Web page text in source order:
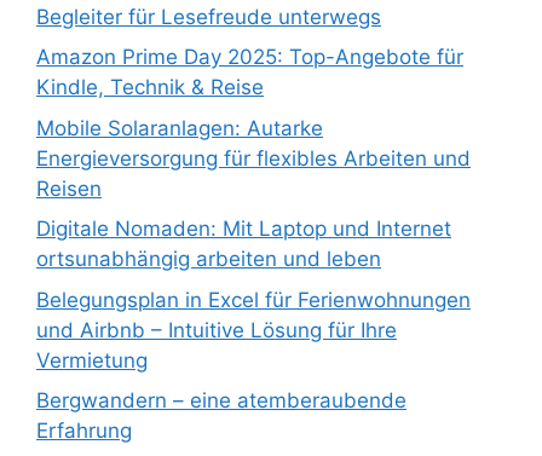
Begleiter für Lesefreude unterwegs
Amazon Prime Day 2025: Top-Angebote für
Kindle, Technik & Reise
Mobile Solaranlagen: Autarke
Energieversorgung für flexibles Arbeiten und
Reisen
Digitale Nomaden: Mit Laptop und Internet
ortsunabhängig arbeiten und leben
Belegungsplan in Excel für Ferienwohnungen
und Airbnb – Intuitive Lösung für Ihre
Vermietung
Bergwandern – eine atemberaubende
Erfahrung